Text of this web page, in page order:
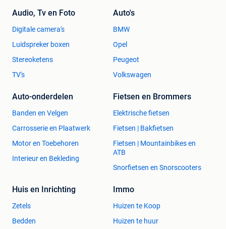
Audio, Tv en Foto
Digitale camera's
Luidspreker boxen
Stereoketens
TV's
Auto's
BMW
Opel
Peugeot
Volkswagen
Auto-onderdelen
Banden en Velgen
Carrosserie en Plaatwerk
Motor en Toebehoren
Interieur en Bekleding
Fietsen en Brommers
Elektrische fietsen
Fietsen | Bakfietsen
Fietsen | Mountainbikes en
ATB
Snorfietsen en Snorscooters
Huis en Inrichting
Zetels
Bedden
Immo
Huizen te Koop
Huizen te huur